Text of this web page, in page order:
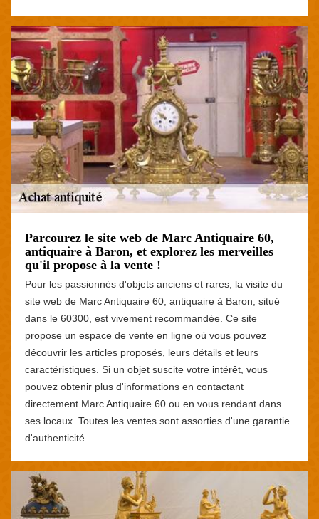
Parcourez le site web de Marc Antiquaire 60,
antiquaire à Baron, et explorez les merveilles
qu'il propose à la vente !
Pour les passionnés d'objets anciens et rares, la visite du
site web de Marc Antiquaire 60, antiquaire à Baron, situé
dans le 60300, est vivement recommandée. Ce site
propose un espace de vente en ligne où vous pouvez
découvrir les articles proposés, leurs détails et leurs
caractéristiques. Si un objet suscite votre intérêt, vous
pouvez obtenir plus d'informations en contactant
directement Marc Antiquaire 60 ou en vous rendant dans
ses locaux. Toutes les ventes sont assorties d'une garantie
d'authenticité.